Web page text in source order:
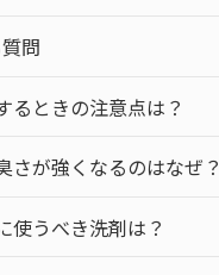
問
るときの注意点は？
さが強くなるのはなぜ？
使うべき洗剤は？